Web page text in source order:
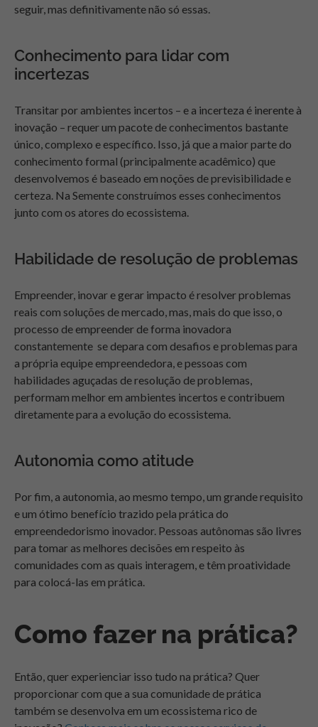
seguir, mas definitivamente não só essas.
Conhecimento para lidar com
incertezas
Transitar por ambientes incertos – e a incerteza é inerente à
inovação – requer um pacote de conhecimentos bastante
único, complexo e específico. Isso, já que a maior parte do
conhecimento formal (principalmente acadêmico) que
desenvolvemos é baseado em noções de previsibilidade e
certeza. Na Semente construímos esses conhecimentos
junto com os atores do ecossistema.
Habilidade de resolução de problemas
Empreender, inovar e gerar impacto é resolver problemas
reais com soluções de mercado, mas, mais do que isso, o
processo de empreender de forma inovadora
constantemente se depara com desafios e problemas para
a própria equipe empreendedora, e pessoas com
habilidades aguçadas de resolução de problemas,
performam melhor em ambientes incertos e contribuem
diretamente para a evolução do ecossistema.
Autonomia como atitude
Por fim, a autonomia, ao mesmo tempo, um grande requisito
e um ótimo benefício trazido pela prática do
empreendedorismo inovador. Pessoas autônomas são livres
para tomar as melhores decisões em respeito às
comunidades com as quais interagem, e têm proatividade
para colocá-las em prática.
Como fazer na prática?
Então, quer experienciar isso tudo na prática? Quer
proporcionar com que a sua comunidade de prática
também se desenvolva em um ecossistema rico de